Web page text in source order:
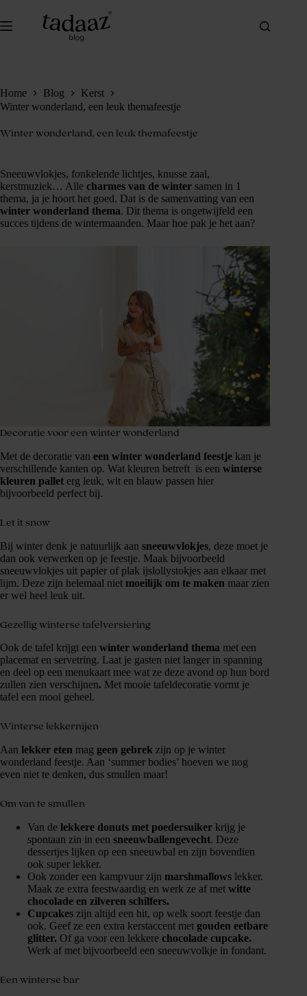
de
Home Blog
Kerst
Winter wonderland, een leuk themafeestje
Winter wonderland, een leuk themafeestje
Sneeuwvlokjes, fonkelende lichtjes, knusse zaal,
kerstmuziek… Alle charmes van de winter samen in 1
thema, ja je hoort het goed. Dat is de samenvatting van een
winter wonderland thema. Dit thema is ongetwijfeld een
succes tijdens de wintermaanden. Maar hoe pak je het aan?
Decoratie voor een winter wonderland
Met de decoratie van een winter wonderland feestje kan je
verschillende kanten op. Wat kleuren betreft is een winterse
kleuren pallet erg leuk, wit en blauw passen hier
bijvoorbeeld perfect bij.
Let it snow
Bij winter denk je natuurlijk aan sneeuwvlokjes, deze moet je
dan ook verwerken op je feestje. Maak bijvoorbeeld
sneeuwvlokjes uit papier of plak ijslollystokjes aan elkaar met
lijm. Deze zijn helemaal niet moeilijk om te maken maar zien
er wel heel leuk uit.
Gezellig winterse tafelversiering
Ook de tafel krijgt een winter wonderland thema met een
placemat en servetring. Laat je gasten niet langer in spanning
en deel op een menukaart mee wat ze deze avond op hun bord
zullen zien verschijnen. Met mooie tafeldecoratie vormt je
tafel een mooi geheel.
Winterse lekkernijen
Aan lekker eten mag geen gebrek zijn op je winter
wonderland feestje. Aan ‘summer bodies’ hoeven we nog
even niet te denken, dus smullen maar!
Om van te smullen
Van de lekkere donuts met poedersuiker krijg je
spontaan zin in een sneeuwballengevecht. Deze
dessertjes lijken op een sneeuwbal en zijn bovendien
ook super lekker.
Ook zonder een kampvuur zijn marshmallows lekker.
Maak ze extra feestwaardig en werk ze af met witte
chocolade en zilveren schilfers.
Cupcakes zijn altijd een hit, op welk soort feestje dan
ook. Geef ze een extra kerstaccent met gouden eetbare
glitter. Of ga voor een lekkere chocolade cupcake.
Werk af met bijvoorbeeld een sneeuwvolkje in fondant.
Een winterse bar